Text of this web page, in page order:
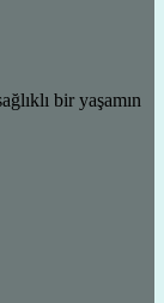
bir yaşamın